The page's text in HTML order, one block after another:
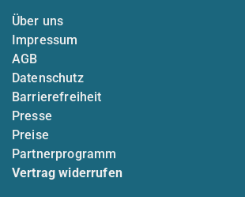
Über uns
Impressum
AGB
Datenschutz
Barrierefreiheit
Presse
Preise
Partnerprogramm
Vertrag widerrufen